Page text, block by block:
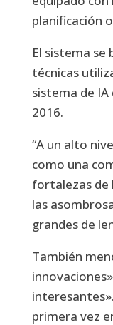
planificación
El sistema se
técnicas
sistema de
2016.
“A un alto
como una
fortalezas de
las
grandes de
También
primera vez